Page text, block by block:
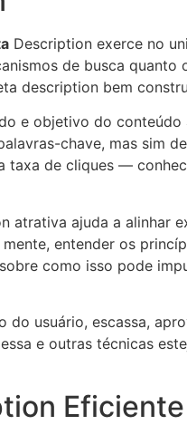
Description exerce no
de busca
description bem
e objetivo do
chave, mas sim
taxa de cliques —
atrativa ajuda a
entender os
como isso pode
usuário, escassa,
e outras técnicas
Eficiente